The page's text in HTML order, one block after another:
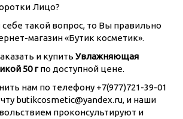
Лицо?
такой вопрос, то Вы правильно
магазин «Бутик косметик».
и купить Увлажняющая
50 гпо доступной цене.
нам по телефону +7(977)721-39-01
butikcosmetic@yandex.ru, и наши
проконсультируют и